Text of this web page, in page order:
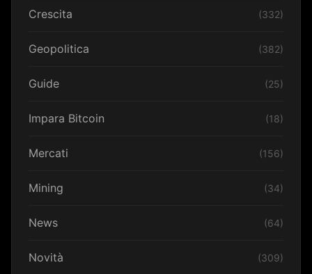
Crescita (332)
Geopolitica (382)
Guide (25)
Impara Bitcoin (18)
Mercati (156)
Mining (34)
News (64)
Novità (309)